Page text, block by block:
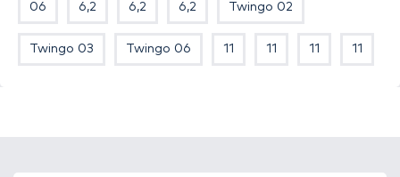
06 6,2 6,2 6,2 Twingo 02
Twingo 03 Twingo 06 11 11 11 11